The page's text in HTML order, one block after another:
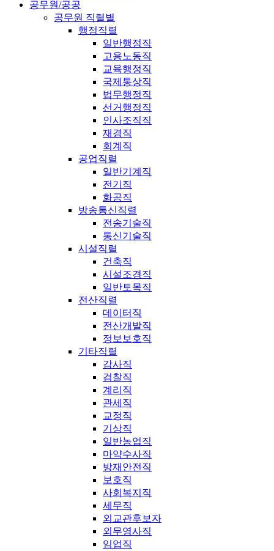
공무원/공공
공무원 직렬별
행정직렬
일반행정직
고용노동직
교육행정직
국제통상직
법무행정직
선거행정직
인사조직직
재경직
회계직
공업직렬
일반기계직
전기직
화공직
방송통신직렬
전송기술직
통신기술직
시설직렬
건축직
시설조경직
일반토목직
전산직렬
데이터직
전산개발직
정보보호직
기타직렬
감사직
검찰직
계리직
관세직
교정직
기상직
일반농업직
마약수사직
방재안전직
보호직
사회복지직
세무직
외교관후보자
외무영사직
임업직